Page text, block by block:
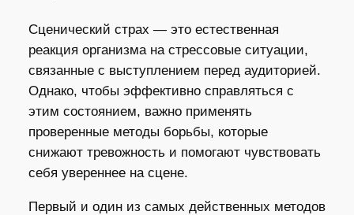
Сценический страх — это естественная
реакция организма на стрессовые ситуации,
связанные с выступлением перед аудиторией.
Однако, чтобы эффективно справляться с
этим состоянием, важно применять
проверенные методы борьбы, которые
снижают тревожность и помогают чувствовать
себя увереннее на сцене.
Первый и один из самых действенных методов